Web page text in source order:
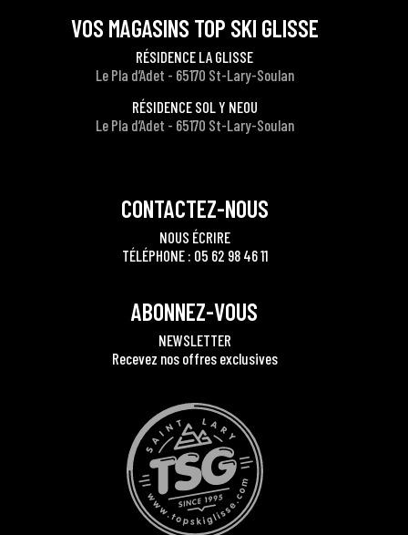
VOS MAGASINS TOP SKI GLISSE
RÉSIDENCE LA GLISSE
Le Pla d’Adet - 65170 St-Lary-Soulan
RÉSIDENCE SOL Y NEOU
Le Pla d’Adet - 65170 St-Lary-Soulan
CONTACTEZ-NOUS
NOUS ÉCRIRE
TÉLÉPHONE : 05 62 98 46 11
ABONNEZ-VOUS
NEWSLETTER
Recevez nos offres exclusives